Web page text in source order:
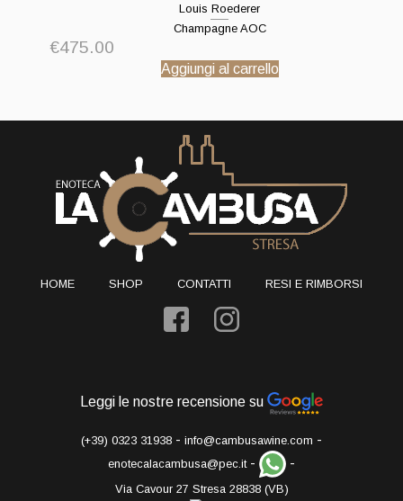
Louis Roederer
Champagne AOC
€475.00
Aggiungi al carrello
HOME SHOP CONTATTI RESI E RIMBORSI
Leggi le nostre recensione su
(+39) 0323 31938 - info@cambusawine.com -
enotecalacambusa@pec.it- -
Via Cavour 27 Stresa 28838 (VB)